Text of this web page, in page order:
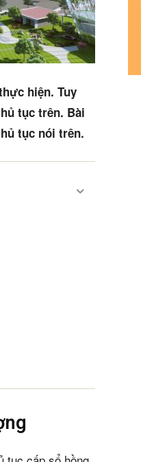
hiện. Tuy
tục trên. Bài
tục nói trên.